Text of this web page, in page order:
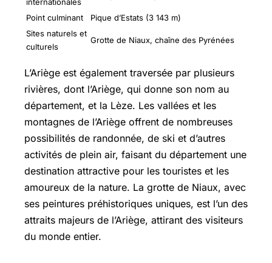
internationales
Point culminant
Pique d’Estats (3 143 m)
Sites naturels et
culturels
Grotte de Niaux, chaîne des Pyrénées
L’Ariège est également traversée par plusieurs
rivières, dont l’Ariège, qui donne son nom au
département, et la Lèze. Les vallées et les
montagnes de l’Ariège offrent de nombreuses
possibilités de randonnée, de ski et d’autres
activités de plein air, faisant du département une
destination attractive pour les touristes et les
amoureux de la nature. La grotte de Niaux, avec
ses peintures préhistoriques uniques, est l’un des
attraits majeurs de l’Ariège, attirant des visiteurs
du monde entier.